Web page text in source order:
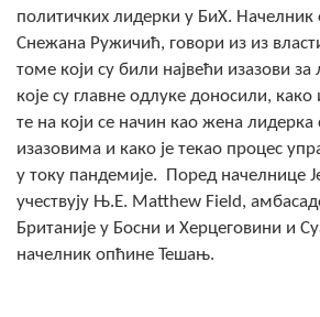
Јавни позиви
Обавјештења
Заштита од пожара
COVID 19
Геоистраживања
политичких лидерки у БиХ. Начелник
Снежана Ружичић, говори из из
томе који су били највећи изазови за
које су главне одлуке доносили, како
те на који се начин као жена лидерка
изазовима и како је текао процес
у току пандемије. Поред начелнице
учествују Њ.Е. Matthew Field,
Британије у Босни и Херцеговини и
начелник опћине Тешањ.